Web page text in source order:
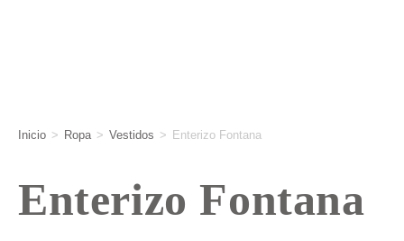
Inicio > Ropa > Vestidos > Enterizo Fontana
Enterizo Fontana